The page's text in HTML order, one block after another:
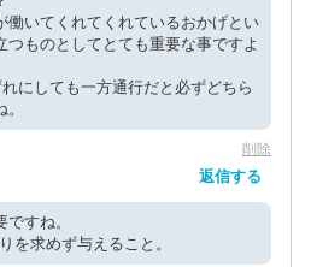
働いてくれてくれているおかげとい
つものとしてとても重要な事ですよ
にしても一方通行だと必ずどちら
削除
返信する
すね。
を求めず与えること。